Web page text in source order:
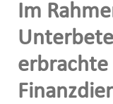
Im
erbrachte